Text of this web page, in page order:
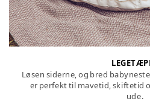
Løsen siderne, og bred
er perfekt til mavetid, skiftetid
ude.